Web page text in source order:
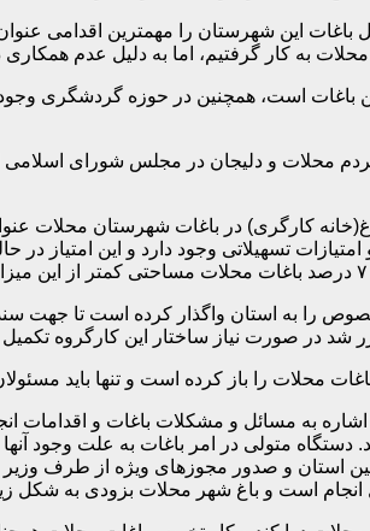
این شهرستان را مهمترین اقدامی
به کار گرفتیم، اما به دلیل عدم همکاری
باغات است، همچنین در حوزه گردشگری
تقریبا یکسال بعد در سومین روز از آبانماه ۹۶ نماینده
کارگری) در باغات شهرستان محلات
را به استان واگذار کرده است تا جهت
در صورت نیاز ساختار این کارگروه
محلات را باز کرده است و تنها باید
در شهریورماه سال ۹۶ در نشستی خبری با اشاره به مسائل و
دستگاه متولی در امر باغات به علت وجود
استان و صدور مجوزهای ویژه از طرف
است و باغ شهر محلات بزودی به شکل